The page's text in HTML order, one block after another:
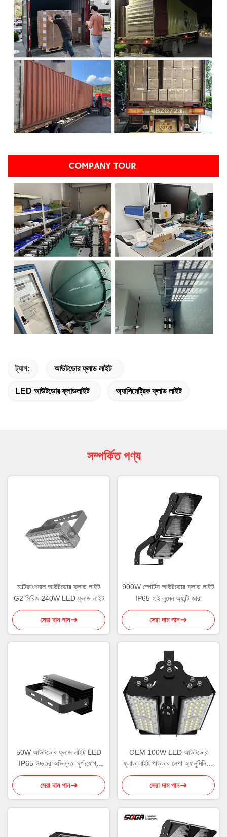
ট্যাগ: আউটডোর ফ্লাড লাইট
LED আউটডোর ফ্লাডলাইট অ্যাসিমেট্রিক ফ্লাড লাইট
সম্পর্কিত পণ্য
মাল্টিফাংশনাল আউটডোর ফ্লাড লাইট
G2 সিরিজ 240W LED ফ্লাড লাইট
সেরা দাম পান
900W স্পোর্টস আউটডোর ফ্লাড লাইট
IP65 হাই লুমেন অ্যান্টি জারা
সেরা দাম পান
50W আউটডোর ফ্লাড লাইট LED
IP65 উচ্চতর অভিন্নতা ঘূর্ণনযোগ্য
মডিউল
সেরা দাম পান
OEM 100W LED আউটডোর
ফ্লাড লাইট পাউডার লেপা অ্যালুমিনিয়াম
হাউজিং
সেরা দাম পান